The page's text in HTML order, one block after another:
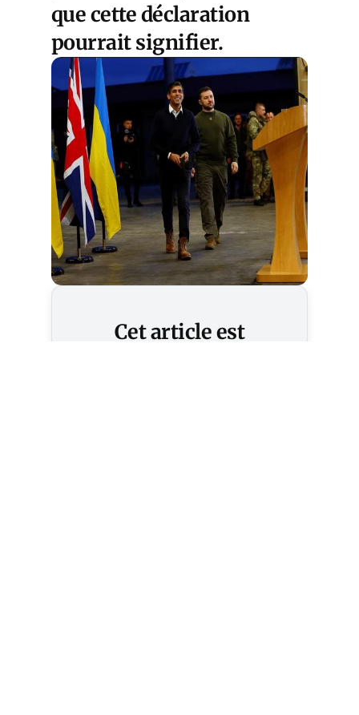
que cette déclaration
pourrait signifier.
Cet article est